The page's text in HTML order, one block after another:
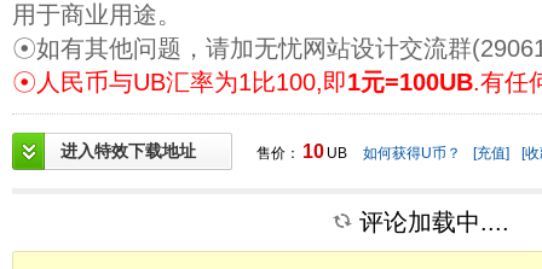
用于商业用途。
☉如有其他问题，请加无忧网站设计交流群
☉人民币与UB汇率为1比100,即1元=100UB.有任
进入特效下载地址 售价： 10 UB 如何获得U币？ [充值] [
评论加载中....